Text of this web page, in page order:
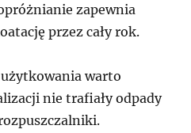
zapewnia
przez cały rok.
warto
nie trafiały odpady